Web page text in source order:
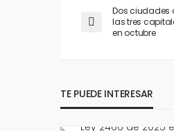
Dos ciudades
las tres
en octubre
TE PUEDE INTERESAR